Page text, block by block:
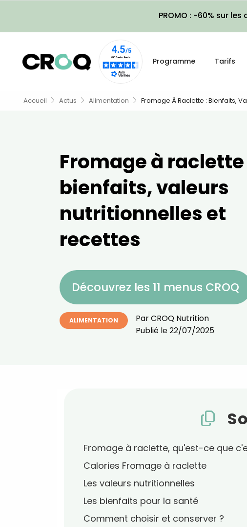
PROMO : -60% sur
Programme Tarifs
Accueil Actus Alimentation Fromage À Raclette : Bienfaits,
Fromage à raclette
bienfaits, valeurs
nutritionnelles et
recettes
Découvrez les 11 menus CROQ
ALIMENTATION ParCROQ Nutrition
Publié le22/07/2025
Fromage à raclette, qu'est-ce que
Calories Fromage à raclette
Les valeurs nutritionnelles
Les bienfaits pour la santé
Comment choisir et conserver ?